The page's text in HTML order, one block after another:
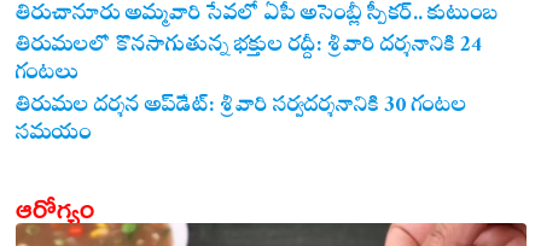
తిరుచానూరు అమ్మవారి సేవలో ఏపీ అసెంబ్లీ స్పీకర్.. కుటుంబ
సమేతంగా దర్శించుకున్న అయ్యన్నపాత్రుడు!
తిరుమలలో కొనసాగుతున్న భక్తుల రద్దీ: శ్రీవారి దర్శనానికి 24
గంటలు
తిరుమల దర్శన అప్‌డేట్: శ్రీవారి సర్వదర్శనానికి 30 గంటల
సమయం
ఆరోగ్యం